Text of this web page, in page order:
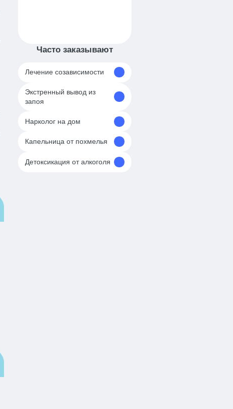
Часто заказывают
Лечение созависимости
Экстренный вывод из
запоя
Нарколог на дом
Капельница от похмелья
Детоксикация от алкоголя